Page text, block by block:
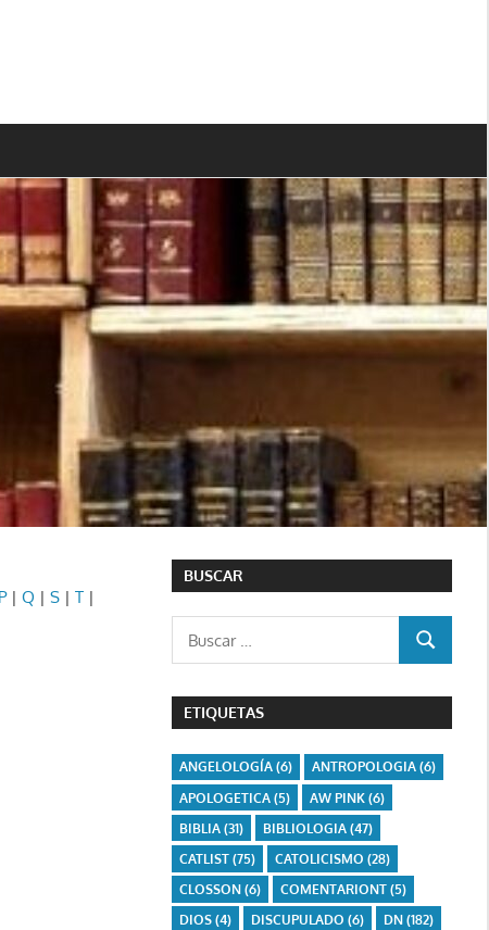
P|Q |S |T |
BUSCAR
BUSCAR
ETIQUETAS
ANGELOLOGÍA(6) ANTROPOLOGIA(6)
APOLOGETICA(5) AW PINK(6)
BIBLIA(31) BIBLIOLOGIA(47)
CATLIST(75) CATOLICISMO (28)
CLOSSON(6) COMENTARIONT(5)
DIOS(4) DISCUPULADO (6) DN(182)